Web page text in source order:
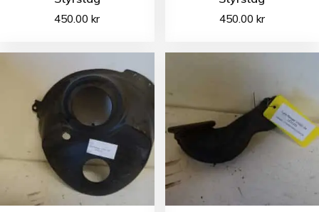
450.00kr 450.00 kr